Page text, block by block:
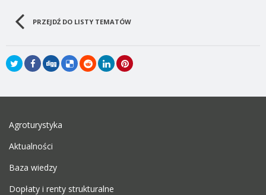
PRZEJDŹ DO LISTY TEMATÓW
Agroturystyka
Aktualności
Baza wiedzy
Dopłaty i renty strukturalne